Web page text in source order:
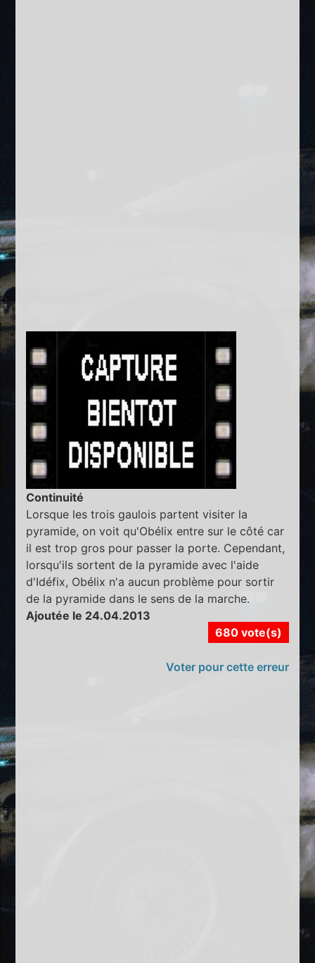
Continuité
Lorsque les trois gaulois partent visiter la
pyramide, on voit qu'Obélix entre sur le côté car
il est trop gros pour passer la porte. Cependant,
lorsqu'ils sortent de la pyramide avec l'aide
d'Idéfix, Obélix n'a aucun problème pour sortir
de la pyramide dans le sens de la marche.
Ajoutée le 24.04.2013
680 vote(s)
Voter pour cette erreur